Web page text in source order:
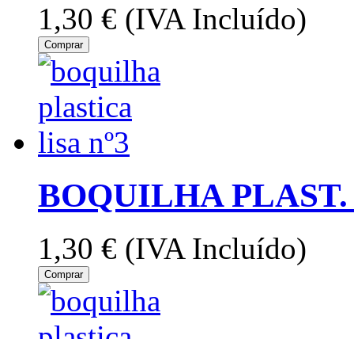
1,30 € (IVA Incluído)
Comprar
BOQUILHA
1,30 € (IVA Incluído)
Comprar